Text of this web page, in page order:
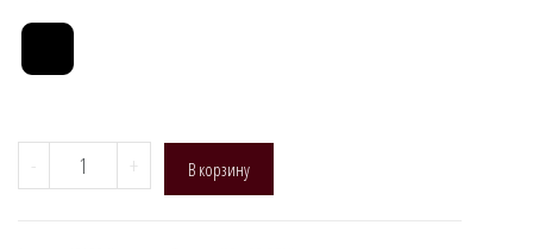
-
Количество
товара
+ В корзину